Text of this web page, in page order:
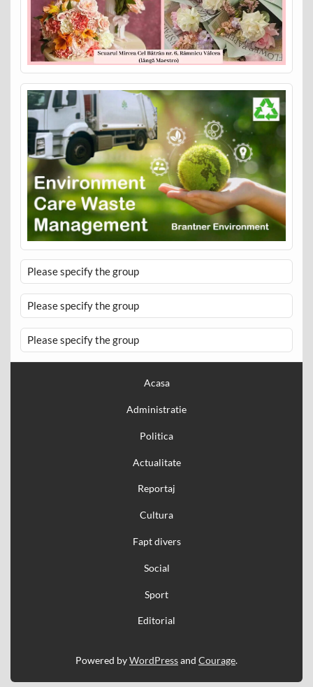
Please specify the group
Please specify the group
Please specify the group
Acasa
Administratie
Politica
Actualitate
Reportaj
Cultura
Fapt divers
Social
Sport
Editorial
Powered byWordPressand Courage.